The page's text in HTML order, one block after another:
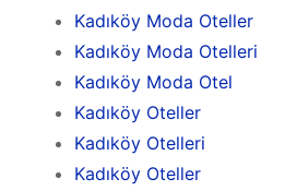
Kadıköy Moda Oteller
Kadıköy Moda Otelleri
Kadıköy Moda Otel
Kadıköy Oteller
Kadıköy Otelleri
Kadıköy Oteller